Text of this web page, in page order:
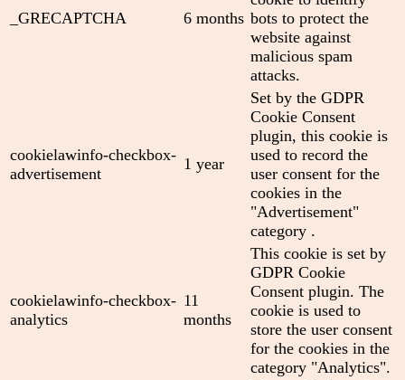
_GRECAPTCHA 6 months bots to protect the
website against
malicious spam
attacks.
cookielawinfo-checkbox-
advertisement
1 year
Set by the GDPR
Cookie Consent
plugin, this cookie is
used to record the
user consent for the
cookies in the
"Advertisement"
category .
cookielawinfo-checkbox-
analytics
11
months
This cookie is set by
GDPR Cookie
Consent plugin. The
cookie is used to
store the user consent
for the cookies in the
category "Analytics".